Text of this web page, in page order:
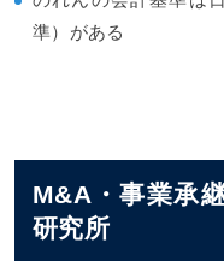
準）がある
M&A・事業承
研究所